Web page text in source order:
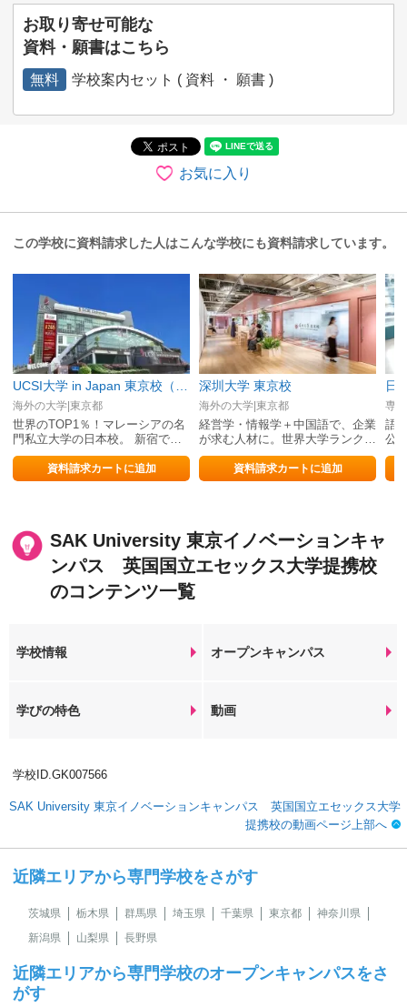
お取り寄せ可能な
資料・願書はこちら
無料 学校案内セット ( 資料 ・ 願書 )
お気に入り
この学校に資料請求した人はこんな学校にも資料請求しています。
UCSI大学 in Japan 東京校（提携校：世界7カ国 約2000校）
海外の大学|東京都
世界のTOP1％！マレーシアの名
門私立大学の日本校。 新宿でフ
ァンデーションコースが受講でき
ます。資料請求カートに追加
深圳大学 東京校
海外の大学|東京都
経営学・情報学＋中国語で、企業
が求む人材に。世界大学ランク
156位、上位大学に負けない学歴
資料請求カートに追加
日
専
語
公
光
SAK University 東京イノベーションキャ
ンパス 英国国立エセックス大学提携校
のコンテンツ一覧
学校情報 オープンキャンパス
学びの特色 動画
学校ID.GK007566
SAK University 東京イノベーションキャンパス 英国国立エセックス大学
提携校の動画ページ上部へ
近隣エリアから専門学校をさがす
茨城県 栃木県 群馬県 埼玉県 千葉県 東京都
神奈川県
新潟県
山梨県 長野県
近隣エリアから専門学校のオープンキャンパスをさ
がす